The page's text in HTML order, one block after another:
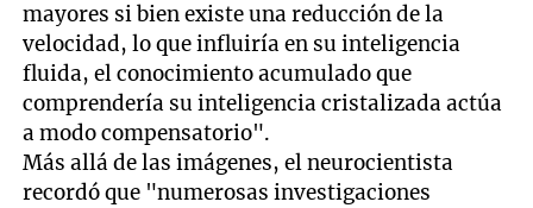
mayores si bien existe una reducción de la
velocidad, lo que influiría en su inteligencia
fluida, el conocimiento acumulado que
comprendería su inteligencia cristalizada actúa
a modo compensatorio".
Más allá de las imágenes, el neurocientista
recordó que "numerosas investigaciones